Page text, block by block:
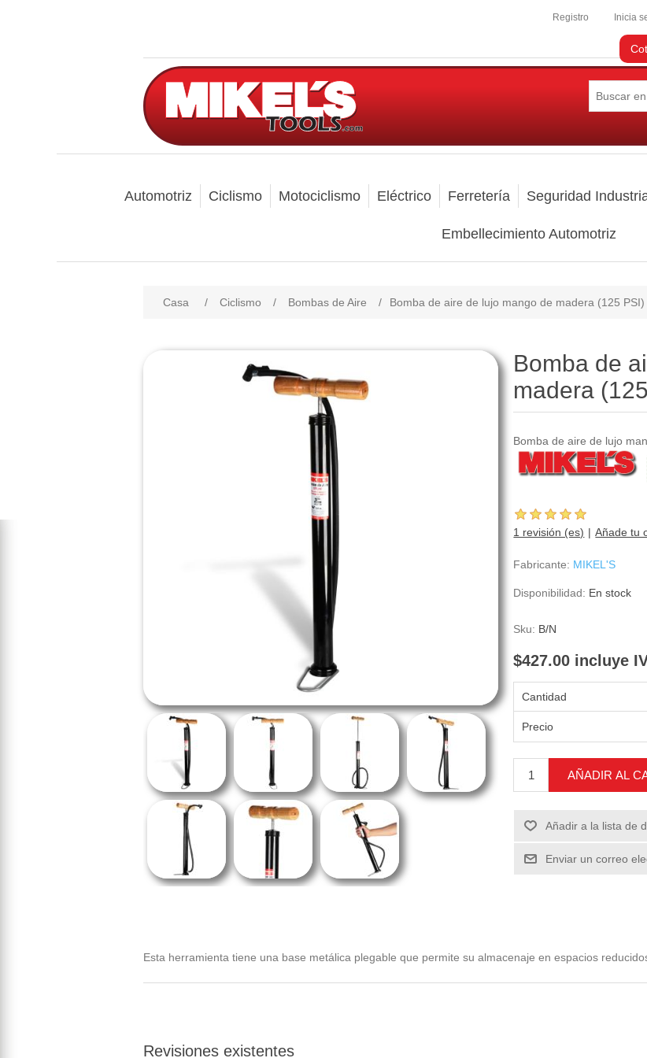
Registro Inicia
Automotriz Ciclismo Motociclismo Eléctrico Ferretería Seguridad
Embellecimiento Automotriz
Casa / Ciclismo / Bombas de Aire / Bomba de aire de lujo mango de madera (125 PSI)
Bomba de
madera
Bomba de aire de lujo
1 revisión (es) Añade tu
Fabricante: MIKEL'S
Disponibilidad: En stock
Sku: B/N
$427.00 incluye
Cantidad
Precio
AÑADIR AL
Añadir a la lista de
Enviar un correo
Esta herramienta tiene una base metálica plegable que permite su almacenaje en espacios
Revisiones existentes